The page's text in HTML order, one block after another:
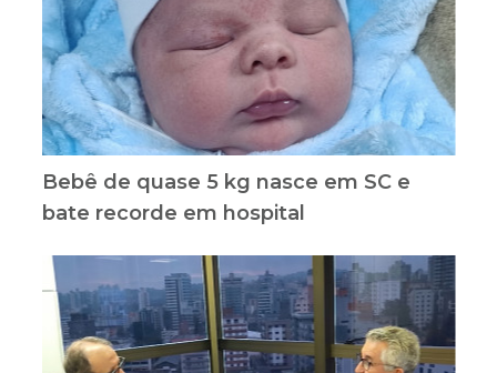
Bebê de quase 5 kg nasce em SC e
bate recorde em hospital